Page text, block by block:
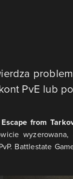
PvE lub
from
Battlestate